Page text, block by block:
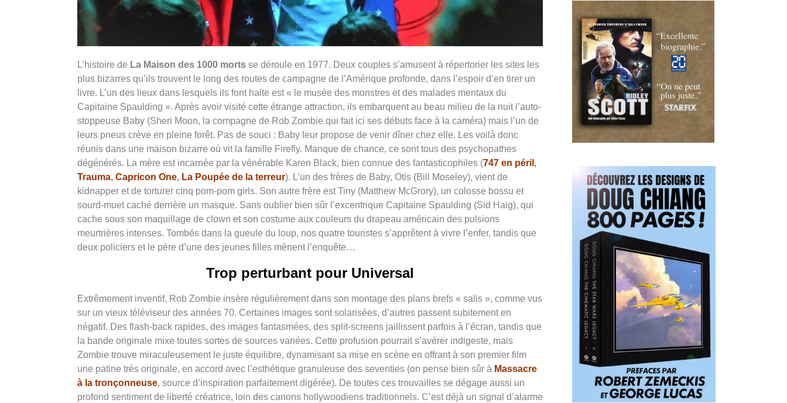
L’histoire de La Maison des 1000 morts se déroule en 1977. Deux couples s’amusent à répertorier les sites les
plus bizarres qu’ils trouvent le long des routes de campagne de l’Amérique profonde, dans l’espoir d’en tirer un
livre. L’un des lieux dans lesquels ils font halte est « le musée des monstres et des malades mentaux du
Capitaine Spaulding ». Après avoir visité cette étrange attraction, ils embarquent au beau milieu de la nuit l’auto-
stoppeuse Baby (Sheri Moon, la compagne de Rob Zombie qui fait ici ses débuts face à la caméra) mais l’un de
leurs pneus crève en pleine forêt. Pas de souci : Baby leur propose de venir dîner chez elle. Les voilà donc
réunis dans une maison bizarre où vit la famille Firefly. Manque de chance, ce sont tous des psychopathes
dégénérés. La mère est incarnée par la vénérable Karen Black, bien connue des fantasticophiles (747 en péril ,
Trauma, Capricon One, La Poupée de la terreur). L’un des frères de Baby, Otis (Bill Moseley), vient de
kidnapper et de torturer cinq pom-pom girls. Son autre frère est Tiny (Matthew McGrory), un colosse bossu et
sourd-muet caché derrière un masque. Sans oublier bien sûr l’excentrique Capitaine Spaulding (Sid Haig), qui
cache sous son maquillage de clown et son costume aux couleurs du drapeau américain des pulsions
meurtrières intenses. Tombés dans la gueule du loup, nos quatre touristes s’apprêtent à vivre l’enfer, tandis que
deux policiers et le père d’une des jeunes filles mènent l’enquête…
Trop perturbant pour Universal
Extrêmement inventif, Rob Zombie insère régulièrement dans son montage des plans brefs « salis », comme vus
sur un vieux téléviseur des années 70. Certaines images sont solarisées, d’autres passent subitement en
négatif. Des flash-back rapides, des images fantasmées, des split-screens jaillissent parfois à l’écran, tandis que
la bande originale mixe toutes sortes de sources variées. Cette profusion pourrait s’avérer indigeste, mais
Zombie trouve miraculeusement le juste équilibre, dynamisant sa mise en scène en offrant à son premier film
une patine très originale, en accord avec l’esthétique granuleuse des seventies (on pense bien sûr à Massacre
à la tronçonneuse, source d’inspiration parfaitement digérée). De toutes ces trouvailles se dégage aussi un
profond sentiment de liberté créatrice, loin des canons hollywoodiens traditionnels. C’est déjà un signal d’alarme